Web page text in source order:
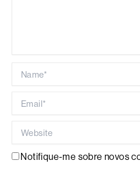
Notifique-me sobre novos